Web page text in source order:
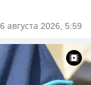
6 августа 2026, 5:59